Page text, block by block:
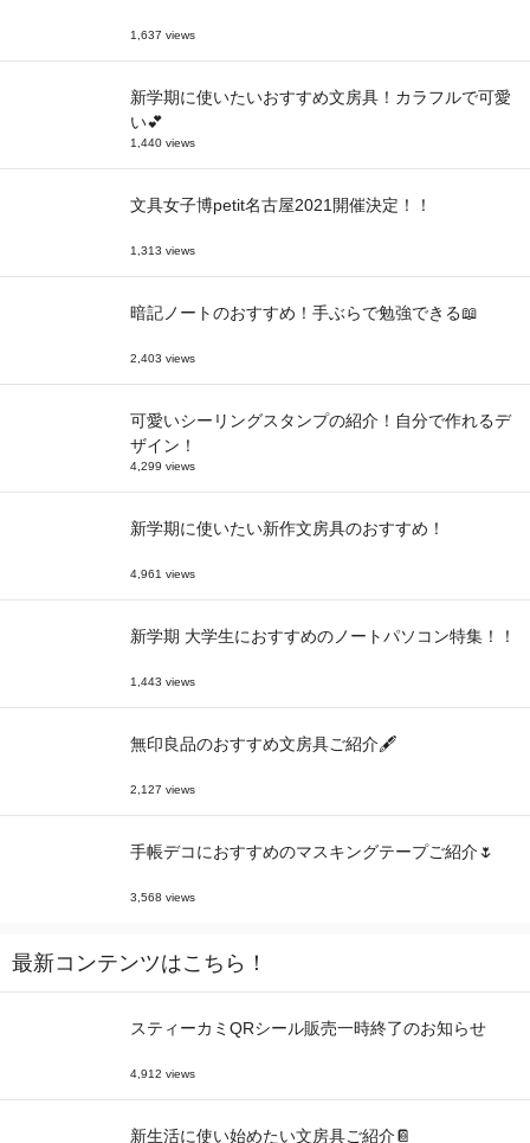
1,637 views
新学期に使いたいおすすめ文房具！カラフルで可愛
い💕
1,440 views
文具女子博petit名古屋2021開催決定！！
1,313 views
暗記ノートのおすすめ！手ぶらで勉強できる📖
2,403 views
可愛いシーリングスタンプの紹介！自分で作れるデ
ザイン！
4,299 views
新学期に使いたい新作文房具のおすすめ！
4,961 views
新学期 大学生におすすめのノートパソコン特集！！
1,443 views
無印良品のおすすめ文房具ご紹介🖋
2,127 views
手帳デコにおすすめのマスキングテープご紹介🌷
3,568 views
最新コンテンツはこちら！
スティーカミQRシール販売一時終了のお知らせ
4,912 views
新生活に使い始めたい文房具ご紹介📔